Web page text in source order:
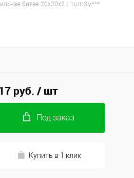
битая 20х20х2 / 1шт-3м***
руб. / шт
Под заказ
Купить в 1 клик